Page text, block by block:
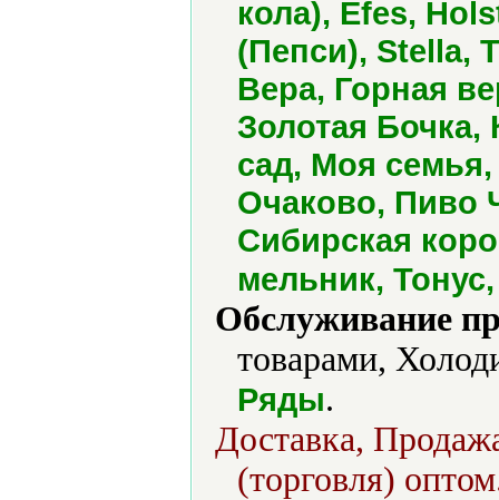
кола), Efes,
(Пепси), Stella,
Вера, Горная
Золотая
сад, Моя
Очаково, Пиво
Сибирская
мельник,
Обслуживание
товарами,
Ряды.
Доставка,
(торговля)